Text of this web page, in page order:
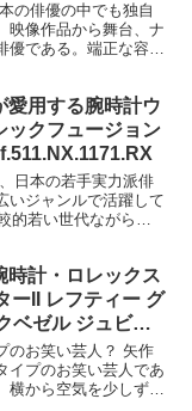
の俳優の中でも独自
映像作品から舞台、ナ
優である。端正な容姿
愛用する腕時計ウ
ックフュージョン
日本の若手実力派俳
いジャンルで活躍して
的若い世代ながら演
時計・ロレックス
ーII レフティー グ
ベゼル ジュビリ
のお笑い芸人？ 矢作
イプのお笑い芸人であ
横から空気を少しずら